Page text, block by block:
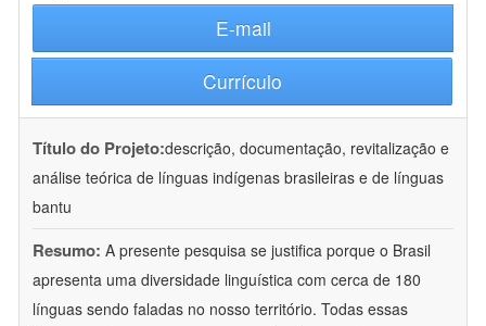
E-mail
Currículo
Título do Projeto:descrição, documentação, revitalização e
análise teórica de línguas indígenas brasileiras e de línguas
bantu
Resumo: A presente pesquisa se justifica porque o Brasil
apresenta uma diversidade linguística com cerca de 180
línguas sendo faladas no nosso território. Todas essas